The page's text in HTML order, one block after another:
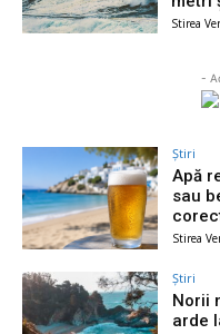
Stirea
-
Știri
Apă
sau
Stirea
Știri
Norii
arde